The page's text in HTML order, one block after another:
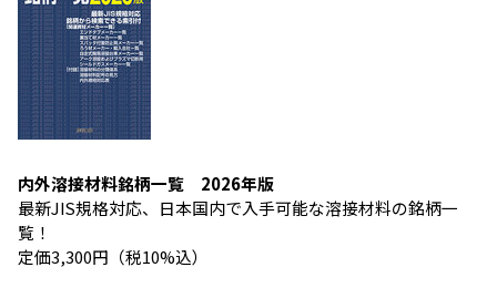
内外溶接材料銘柄一覧 2026年版
最新JIS規格対応、日本国内で入手可能な溶接材料の銘柄一
覧！
定価3,300円（税10%込）